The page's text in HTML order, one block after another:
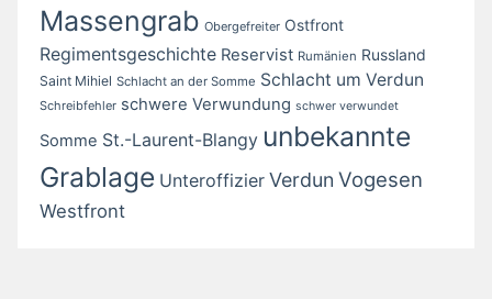
Massengrab Obergefreiter Ostfront
Regimentsgeschichte Reservist Rumänien Russland
Saint Mihiel Schlacht an der Somme Schlacht um Verdun
Schreibfehler schwere Verwundung schwer verwundet
Somme St.-Laurent-Blangy unbekannte
Grablage Unteroffizier Verdun Vogesen
Westfront